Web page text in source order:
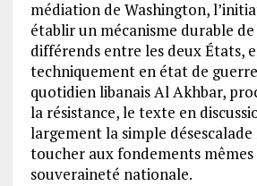
médiation de Washington,
établir un mécanisme durable
différends entre les deux États,
techniquement en état de
quotidien libanais Al Akhbar,
la résistance, le texte en
largement la simple
toucher aux fondements mêmes
souveraineté nationale.